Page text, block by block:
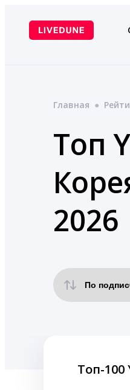
содержимому
Главная ●
Топ
2026
Топ-100